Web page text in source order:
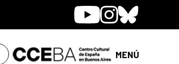
YoutubeInstagram
Bluesky
MENÚ